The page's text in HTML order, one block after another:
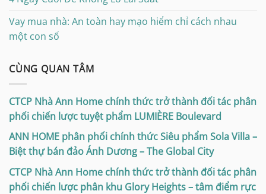
Vay mua nhà: An toàn hay mạo hiểm chỉ cách nhau
một con số
CÙNG QUAN TÂM
CTCP Nhà Ann Home chính thức trở thành đối tác phân
phối chiến lược tuyệt phẩm LUMIÈRE Boulevard
ANN HOME phân phối chính thức Siêu phẩm Sola Villa –
Biệt thự bán đảo Ánh Dương – The Global City
CTCP Nhà Ann Home chính thức trở thành đối tác phân
phối chiến lược phân khu Glory Heights – tâm điểm rực